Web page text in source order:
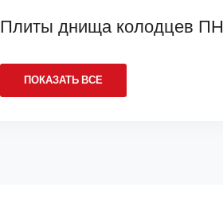
Плиты днища колодцев ПН
ПОКАЗАТЬ ВСЕ